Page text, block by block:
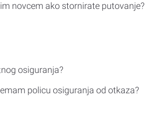
novcem ako stornirate putovanje?
osiguranja?
policu osiguranja od otkaza?